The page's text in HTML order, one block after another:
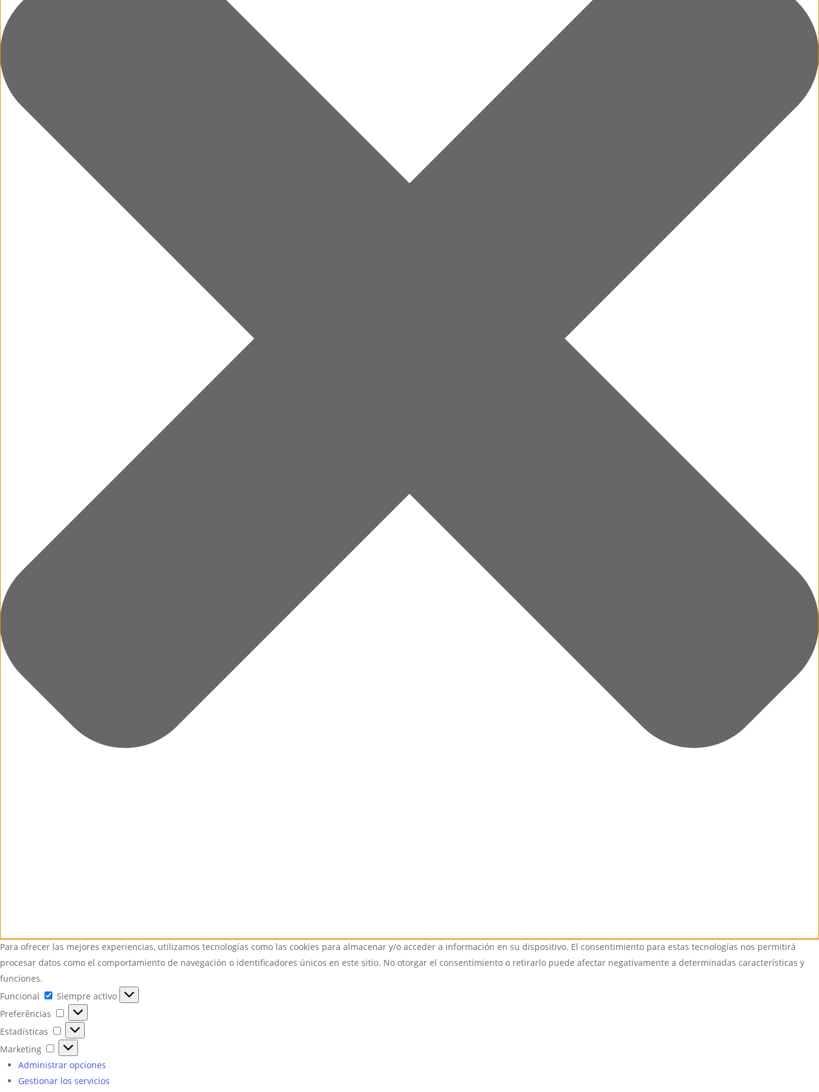
Para ofrecer las mejores experiencias, utilizamos tecnologías como las cookies para almacenar y/o acceder a información en su dispositivo. El consentimiento para estas tecnologías nos permitirá
procesar datos como el comportamiento de navegación o identificadores únicos en este sitio. No otorgar el consentimiento o retirarlo puede afectar negativamente a determinadas características y
funciones.
Funcional
Funcional
Siempre activo
Preferências
Preferências
Estadísticas
Estadísticas
Marketing
Marketing
Administrar opciones
Gestionar los servicios